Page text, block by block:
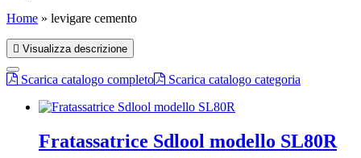
Home » levigare cemento
Visualizza descrizione
Scarica catalogo completo Scarica catalogo categoria
Fratassatrice Sdlool modello SL80R